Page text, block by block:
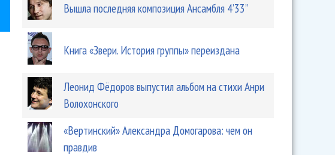
Вышла последняя композиция Ансамбля 4’33’’
Книга «Звери. История группы» переиздана
Леонид Фёдоров выпустил альбом на стихи Анри
Волохонского
«Вертинский» Александра Домогарова: чем он
правдив